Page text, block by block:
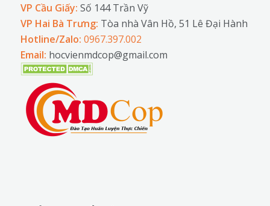
VP Cầu Giấy: Số 144 Trần Vỹ
VP Hai Bà Trưng: Tòa nhà Vân Hồ, 51 Lê Đại Hành
Hotline/Zalo: 0967.397.002
Email: hocvienmdcop@gmail.com